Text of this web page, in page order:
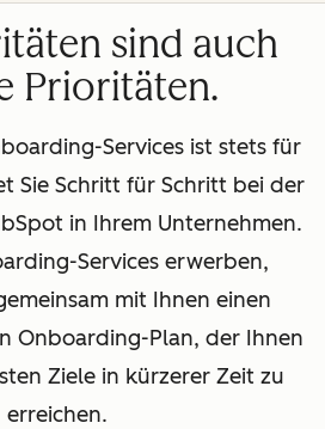
sind auch
Prioritäten.
Services ist stets für
Sie Schritt für Schritt bei der
in Ihrem Unternehmen.
Services erwerben,
mit Ihnen einen
Onboarding-Plan, der Ihnen
Ziele in kürzerer Zeit zu
erreichen.